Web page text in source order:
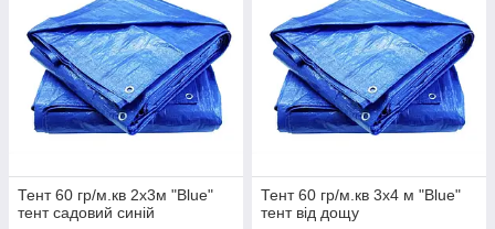
Тент 60 гр/м.кв 2х3м "Blue"
тент садовий синій
Тент 60 гр/м.кв 3х4 м "Blue"
тент від дощу